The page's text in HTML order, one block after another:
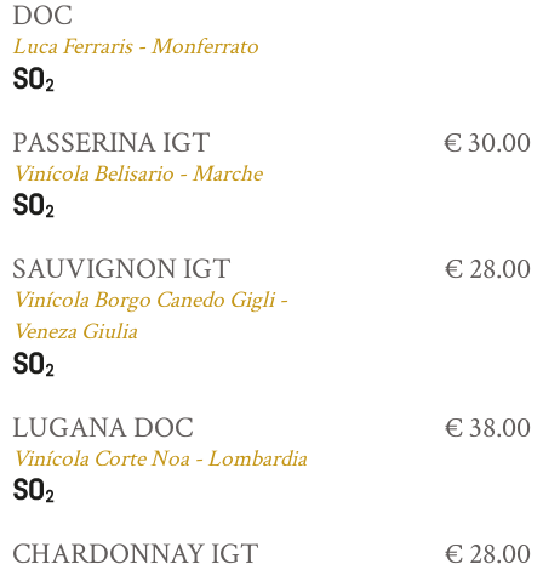
DOC
Luca Ferraris - Monferrato
PASSERINA IGT
Vinícola Belisario - Marche
€ 30.00
SAUVIGNON IGT
Vinícola Borgo Canedo Gigli -
Veneza Giulia
€ 28.00
LUGANA DOC
Vinícola Corte Noa - Lombardia
€ 38.00
CHARDONNAY IGT € 28.00